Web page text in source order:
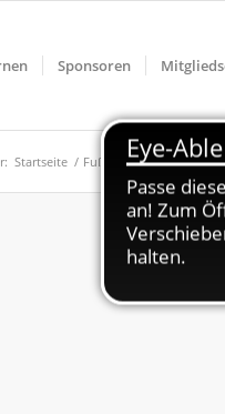
Sponsoren
Startseite / Fußball / Jugend / F-